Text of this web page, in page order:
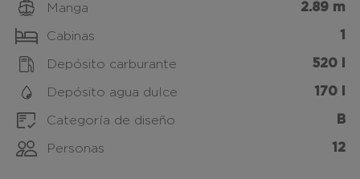
Manga 2.89 m
Cabinas 1
Depósito carburante 520 l
Depósito agua dulce 170 l
Categoría de diseño B
Personas 12